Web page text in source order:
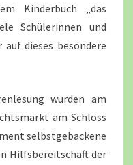
Kinderbuch „das
Schülerinnen und
dieses besondere
wurden am
am Schloss
selbstgebackene
Hilfsbereitschaft der